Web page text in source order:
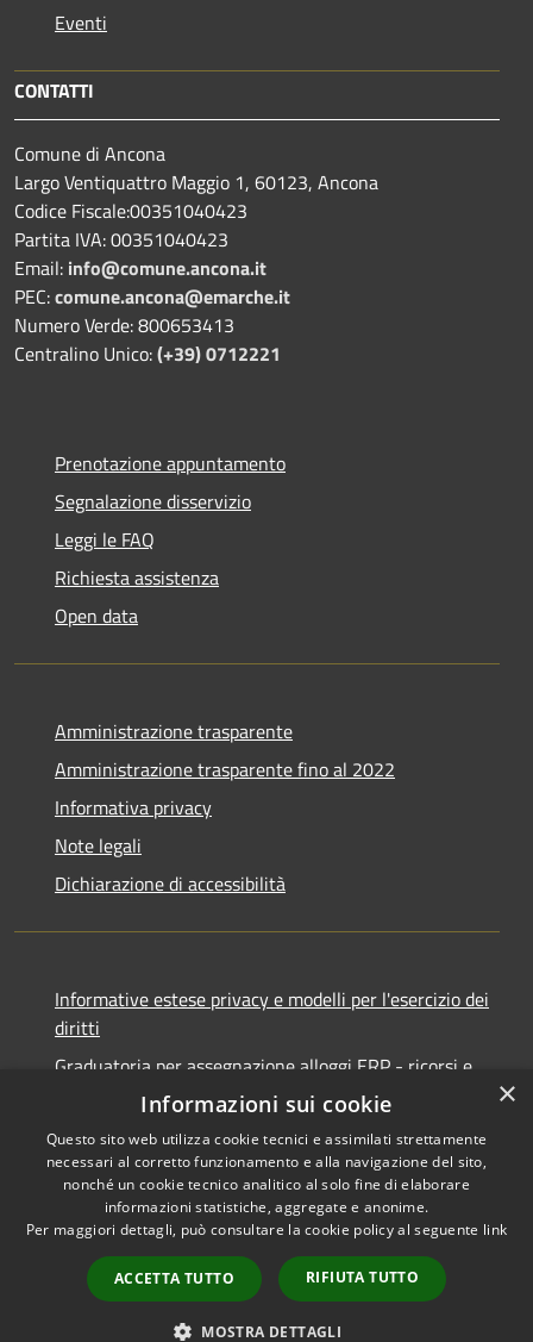
Eventi
CONTATTI
Comune di Ancona
Largo Ventiquattro Maggio 1, 60123, Ancona
Codice Fiscale:00351040423
Partita IVA: 00351040423
Email: info@comune.ancona.it
PEC:comune.ancona@emarche.it
Numero Verde: 800653413
Centralino Unico:(+39) 0712221
Prenotazione appuntamento
Segnalazione disservizio
Leggi le FAQ
Richiesta assistenza
Open data
Amministrazione trasparente
Amministrazione trasparente fino al 2022
Informativa privacy
Note legali
Dichiarazione di accessibilità
Informative estese privacy e modelli per l'esercizio dei
diritti
Graduatoria per assegnazione alloggi ERP - ricorsi e
Accessibilità
Copyright © 2026 • Comune di
Ancona • Powered by
Municipium•
Accesso
redazione
×
Informazioni sui cookie
Questo sito web utilizza cookie tecnici e assimilati strettamente
necessari al corretto funzionamento e alla navigazione del sito,
nonché un cookie tecnico analitico al solo fine di elaborare
informazioni statistiche, aggregate e anonime.
Per maggiori dettagli, può consultare la cookie policy al seguente link
ACCETTA TUTTO RIFIUTA TUTTO
MOSTRA DETTAGLI